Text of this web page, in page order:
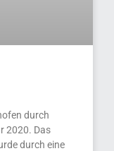
durch
2020. Das
durch eine